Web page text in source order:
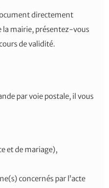
directement
la mairie, présentez-vous
de validité.
par voie postale, il vous
et de mariage),
concernés par l’acte